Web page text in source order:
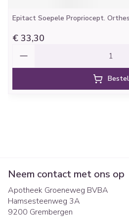
Epitact Soepele Propriocept.
€ 33,30
Bestel
Neem contact met ons op
Apotheek Groeneweg BVBA
Hamsesteenweg 3A
9200 Grembergen